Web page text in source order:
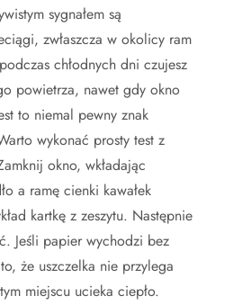
sygnałem są
zwłaszcza w okolicy ram
chłodnych dni czujesz
powietrza, nawet gdy okno
to niemal pewny znak
wykonać prosty test z
okno, wkładając
a ramę cienki kawałek
kartkę z zeszytu. Następnie
Jeśli papier wychodzi bez
że uszczelka nie przylega
miejscu ucieka ciepło.